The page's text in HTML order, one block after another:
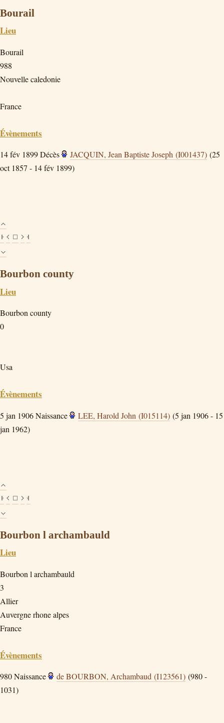
Bourail
Lieu
Bourail
988
Nouvelle caledonie
France
Évènements
14 fév 1899Décès JACQUIN, Jean Baptiste Joseph (I001437) (25
oct 1857 - 14 fév 1899)
Bourbon county
Lieu
Bourbon county
0
Usa
Évènements
5 jan 1906Naissance LEE, Harold John (I015114) (5 jan 1906 - 15
jan 1962)
Bourbon l archambauld
Lieu
Bourbon l archambauld
3
Allier
Auvergne rhone alpes
France
Évènements
980Naissance de BOURBON, Archambaud (I123561) (980 -
1031)